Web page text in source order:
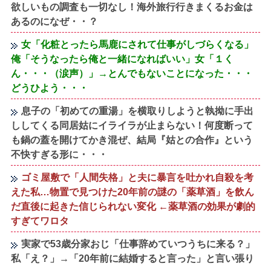
欲しいもの調査も一切なし！海外旅行行きまくるお金は
あるのになぜ・・？
女「化粧とったら馬鹿にされて仕事がしづらくなる」
俺「そうなったら俺と一緒になればいい」女「１く
ん・・・（涙声）」→とんでもないことになった・・・
どうひよう・・・
息子の「初めての重湯」を横取りしようと執拗に手出
ししてくる同居姑にイライラが止まらない！何度断って
も鍋の蓋を開けてかき混ぜ、結局『姑との合作』という
不快すぎる形に・・・
ゴミ屋敷で「人間失格」と夫に暴言を吐かれ自殺を考
えた私…物置で見つけた20年前の謎の「薬草酒」を飲ん
だ直後に起きた信じられない変化 ←薬草酒の効果が劇的
すぎてワロタ
実家で53歳分家おじ「仕事辞めていつうちに来る？」
私「え？」→「20年前に結婚すると言った」と言い張り